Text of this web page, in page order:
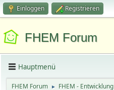
Einloggen Registrieren
FHEM Forum
Hauptmenü
FHEM Forum ► FHEM - Entwicklung